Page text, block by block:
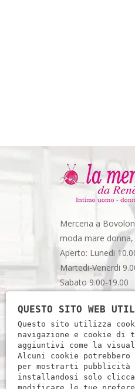
Merceria a
moda mare
Aperto: Lunedi
Martedi-Venerdi
Sabato 9.00-19.00
Via Garibaldi, 48
Telefono:+39
Email:
Seguici:
QUESTO SITO WEB
Questo sito utilizza
navigazione e cookie
aggiuntivi come la
Alcuni cookie
per mostrarti
installandosi solo